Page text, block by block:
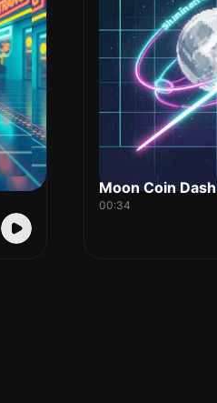
Moon Coin Dash
00:34